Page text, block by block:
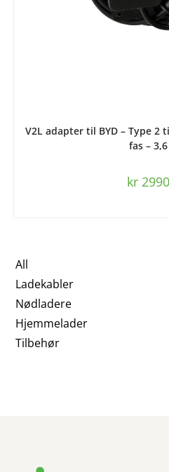
V2L adapter til BYD – Type 2
fas –
kr
All
Ladekabler
Nødladere
Hjemmelader
Tilbehør